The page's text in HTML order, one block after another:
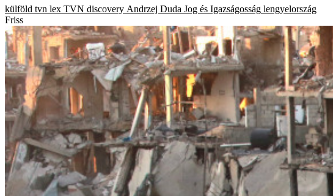
külföld tvn lex TVN discovery Andrzej Duda Jog és Igazságosság lengyelország
Friss